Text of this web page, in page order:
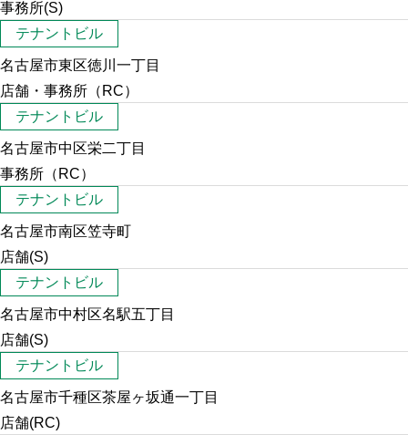
事務所(S)
テナントビル
名古屋市東区徳川一丁目
店舗・事務所（RC）
テナントビル
名古屋市中区栄二丁目
事務所（RC）
テナントビル
名古屋市南区笠寺町
店舗(S)
テナントビル
名古屋市中村区名駅五丁目
店舗(S)
テナントビル
名古屋市千種区茶屋ヶ坂通一丁目
店舗(RC)